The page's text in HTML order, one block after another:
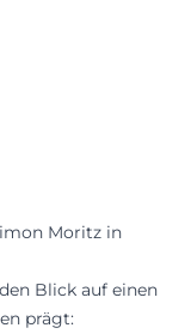
Moritz in
Blick auf einen
prägt: